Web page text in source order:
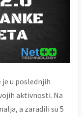
je u poslednjih
aktivnosti. Na
a zaradili su 5